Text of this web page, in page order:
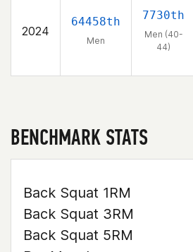
2024
64458th
Men
7730th
Men (40-
44)
BENCHMARK STATS
Back Squat 1RM
Back Squat 3RM
Back Squat 5RM